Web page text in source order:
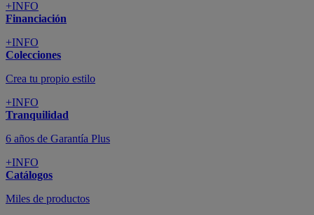
+INFO
Financiación
+INFO
Colecciones
Crea tu propio estilo
+INFO
Tranquilidad
6 años de Garantía Plus
+INFO
Catálogos
Miles de productos